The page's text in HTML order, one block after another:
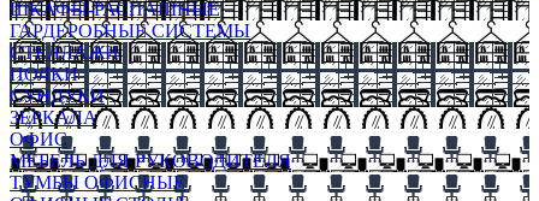
ШКАФЫ-РАСПАШНЫЕ
ГАРДЕРОБНЫЕ СИСТЕМЫ
СТЕЛЛАЖИ
ПОЛКИ
СУНДУКИ
ЗЕРКАЛА
ОФИС
МЕБЕЛЬ ДЛЯ РУКОВОДИТЕЛЯ
ТУМБЫ ОФИСНЫЕ